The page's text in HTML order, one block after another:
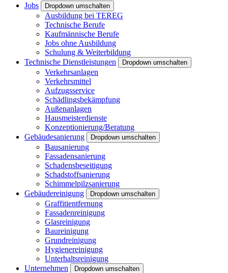
Jobs Dropdown umschalten
Ausbildung bei TEREG
Technische Berufe
Kaufmännische Berufe
Jobs ohne Ausbildung
Schulung & Weiterbildung
Technische Dienstleistungen
Dropdown umschalten
Verkehrsanlagen
Verkehrsmittel
Aufzugsservice
Schädlingsbekämpfung
Außenanlagen
Hausmeisterdienste
Konzeptionierung/Beratung
Gebäudesanierung
Dropdown umschalten
Bausanierung
Fassadensanierung
Schadensbeseitigung
Schadstoffsanierung
Schimmelpilzsanierung
Gebäudereinigung
Dropdown umschalten
Graffitientfernung
Fassadenreinigung
Glasreinigung
Baureinigung
Grundreinigung
Hygienereinigung
Unterhaltsreinigung
Unternehmen
Dropdown umschalten